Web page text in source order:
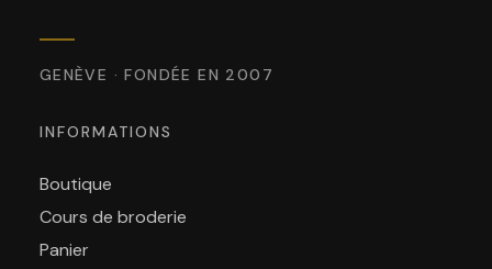
GENÈVE · FONDÉE EN 2007
INFORMATIONS
Boutique
Cours de broderie
Panier